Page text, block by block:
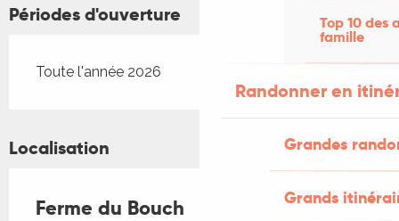
Top 10 des
famille
Randonner en
Grandes
Grands
Périodes d'ouverture
Toute l'année 2026
Localisation
Ferme du Bouch